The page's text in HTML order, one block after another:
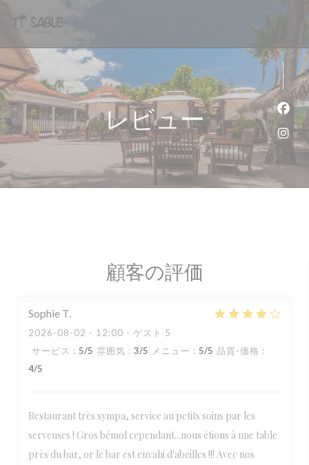
レビュー
顧客の評価
Sophie T
2026-08-02 - 12:00 - ゲスト 5
サービス : 5/5 雰囲気 : 3/5 メニュー : 5/5 品質-価格 :
4/5
Restaurant très sympa, service au petits soins par les
serveuses ! Gros bémol cependant...nous étions à une table
près du bar, or le bar est envahi d'abeilles !!! Avec nos